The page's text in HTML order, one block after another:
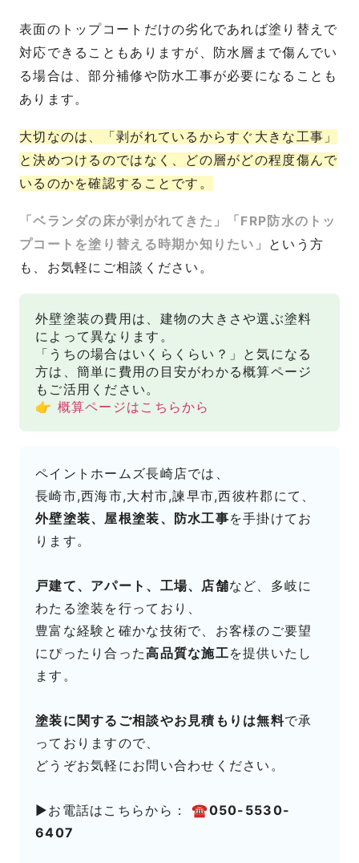
表面のトップコートだけの劣化であれば塗り替えで
対応できることもありますが、防水層まで傷んでい
る場合は、部分補修や防水工事が必要になることも
あります。
大切なのは、「剥がれているからすぐ大きな工事」
と決めつけるのではなく、どの層がどの程度傷んで
いるのかを確認することです。
「ベランダの床が剥がれてきた」「FRP防水のトッ
プコートを塗り替える時期か知りたい」
という方
も、お気軽にご相談ください。
外壁塗装の費用は、建物の大きさや選ぶ塗料
によって異なります。
「うちの場合はいくらくらい？」と気になる
方は、簡単に費用の目安がわかる概算ページ
もご活用ください。
👉 概算ページはこちらから
ペイントホームズ長崎店では、
長崎市,西海市,大村市,諫早市,西彼杵郡にて、
外壁塗装、屋根塗装、防水工事を手掛けてお
ります。
戸建て、アパート、工場、店舗など、多岐に
わたる塗装を行っており、
豊富な経験と確かな技術で、お客様のご要望
にぴったり合った高品質な施工を提供いたし
ます。
塗装に関するご相談やお見積もりは無料で承
っておりますので、
どうぞお気軽にお問い合わせください。
▶お電話はこちらから：☎050-5530-
6407